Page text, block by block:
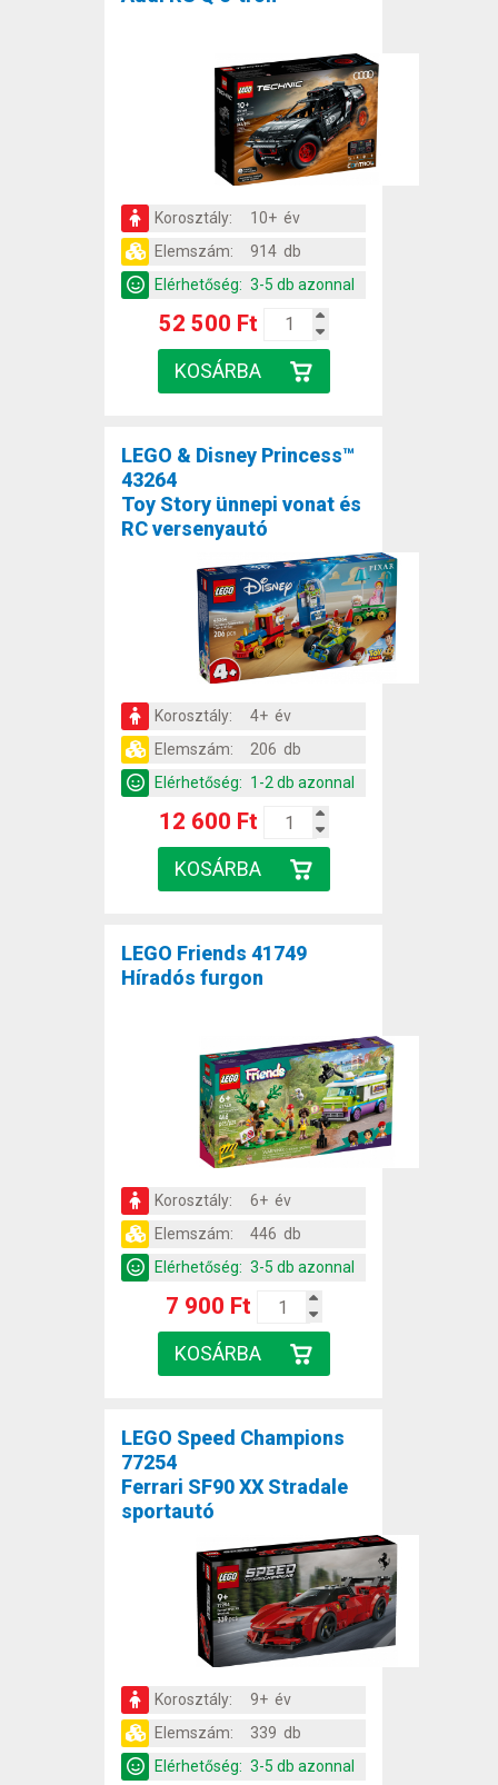
Korosztály:
10+ év
Elemszám:
914 db
Elérhetőség: 3-5 db azonnal
52 500 Ft
LEGO & Disney Princess™
43264
Toy Story ünnepi vonat és
RC versenyautó
Korosztály:
4+ év
Elemszám:
206 db
Elérhetőség: 1-2 db azonnal
12 600 Ft
LEGO Friends 41749
Híradós furgon
Korosztály:
6+ év
Elemszám:
446 db
Elérhetőség: 3-5 db azonnal
7 900 Ft
LEGO Speed Champions
77254
Ferrari SF90 XX Stradale
sportautó
Korosztály:
9+ év
Elemszám:
339 db
Elérhetőség: 3-5 db azonnal